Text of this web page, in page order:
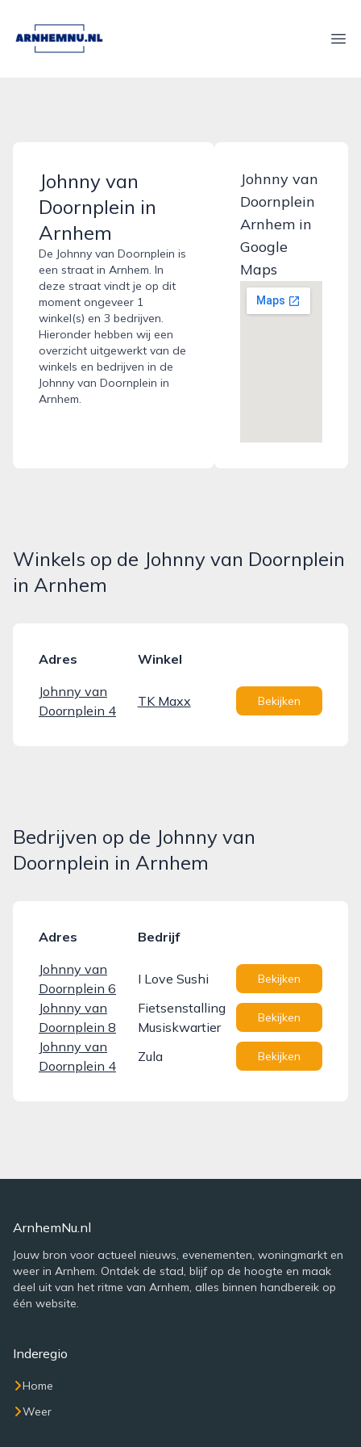
arnhemnu.nl
Johnny van
Doornplein in
Arnhem
De Johnny van Doornplein is
een straat in Arnhem. In
deze straat vindt je op dit
moment ongeveer 1
winkel(s) en 3 bedrijven.
Hieronder hebben wij een
overzicht uitgewerkt van de
winkels en bedrijven in de
Johnny van Doornplein in
Arnhem.
Johnny van
Doornplein
Arnhem in
Google
Maps
Winkels op de Johnny van Doornplein
in Arnhem
Adres
Winkel
Johnny van
Doornplein 4
TK Maxx Bekijken
Bedrijven op de Johnny van
Doornplein in Arnhem
Adres
Bedrijf
Johnny van
Doornplein 6
I Love Sushi Bekijken
Johnny van
Doornplein 8
Fietsenstalling
Musiskwartier
Bekijken
Johnny van
Doornplein 4
Zula Bekijken
ArnhemNu.nl
Jouw bron voor actueel nieuws, evenementen, woningmarkt en
weer in Arnhem. Ontdek de stad, blijf op de hoogte en maak
deel uit van het ritme van Arnhem, alles binnen handbereik op
één website.
Inderegio
Home
Weer